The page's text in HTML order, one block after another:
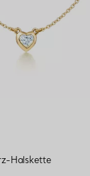
Halskette